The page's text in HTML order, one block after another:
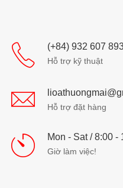
(+84) 932 607
Hỗ trợ kỹ thuật
Hỗ trợ đặt hàng
Mon - Sat / 8:00 -
Giờ làm việc!